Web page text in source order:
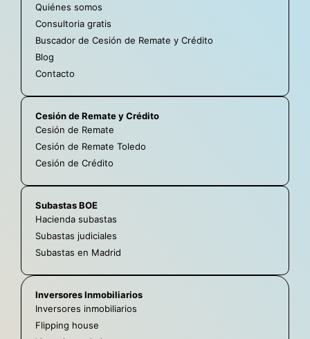
Quiénes somos
Consultoria gratis
Buscador de Cesión de Remate y Crédito
Blog
Contacto
Cesión de Remate y Crédito
Cesión de Remate
Cesión de Remate Toledo
Cesión de Crédito
Subastas BOE
Hacienda subastas
Subastas judiciales
Subastas en Madrid
Inversores Inmobiliarios
Inversores inmobiliarios
Flipping house